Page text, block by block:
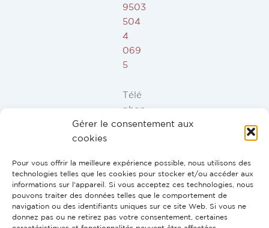
Gérer le consentement aux
cookies
Pour vous offrir la meilleure expérience possible, nous utilisons des
technologies telles que les cookies pour stocker et/ou accéder aux
informations sur l'appareil. Si vous acceptez ces technologies, nous
pouvons traiter des données telles que le comportement de
navigation ou des identifiants uniques sur ce site Web. Si vous ne
donnez pas ou ne retirez pas votre consentement, certaines
9503
504
4
069
5
Télé
phon
e ES,
PT:
+34
91
946
44